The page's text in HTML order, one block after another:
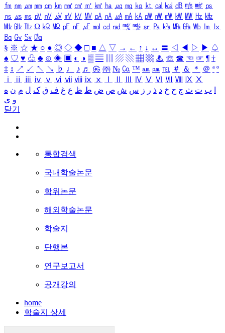
㎙ ㎚ ㎛ ㎜ ㎝ ㎞ ㎟ ㎠ ㎡ ㎢ ㏊ ㎍ ㎎ ㎏ ㏏ ㎈ ㎉ ㏈ ㎧ ㎨ ㎰
㎱ ㎲ ㎳ ㎴ ㎵ ㎶ ㎷ ㎸ ㎹ ㎀ ㎁ ㎂ ㎃ ㎄ ㎺ ㎻ ㎽ ㎾ ㎿ ㎐ ㎑
㎒ ㎓ ㎔ Ω ㏀ ㏁ ㎊ ㎋ ㎌ ㏖ ㏅ ㎭ ㎮ ㎯ ㏛ ㎩ ㎪ ㎫ ㎬ ㏝ ㏐
㏓
㏃ ㏉ ㏜ ㏆
§ ※ ☆ ★ ○ ● ◎ ◇ ◆ □ ■ △ ▽ → ← ↑ ↓ ↔ 〓 ◁ ◀ ▷ ▶ ♤
♠ ♡ ♥ ♧ ♣ ⊙ ◈ ▣ ◐ ◑ ▒ ▤ ▨ ▧ ▦ ▩ ♨ ☏ ☎ ☜ ☞ ¶ †
‡ ↕ ↗ ↙ ↖ ↘ ♭ ♩ ♪ ♬ ㉿ ㈜ № ㏇ ™ ㏂ ㏘ ℡ ＃ ＆ ＊ ＠ ª º
ⅰ
ⅱ ⅲ ⅳ ⅴ ⅵ ⅶ ⅷ ⅸ ⅹ Ⅳ Ⅴ Ⅵ Ⅶ Ⅷ Ⅸ Ⅹ
ب ت ث ج ح خ د ذ ر ز س ش ص ض ط ظ ع غ ف ق ک ل م ن ه
و ی
닫기
통합검색
국내학술논문
학위논문
해외학술논문
학술지
단행본
연구보고서
공개강의
home
학술지 상세